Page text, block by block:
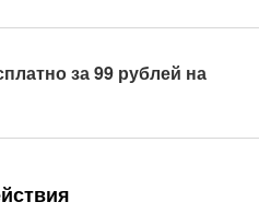
за 99 рублей на